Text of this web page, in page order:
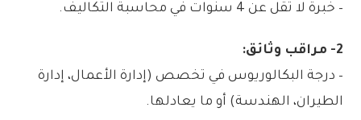
– خبرة لا تقل عن 4 سنوات في محاسبة التكاليف.
2- مراقب وثائق:
– درجة البكالوريوس في تخصص (إدارة الأعمال، إدارة
الطيران، الهندسة) أو ما يعادلها.